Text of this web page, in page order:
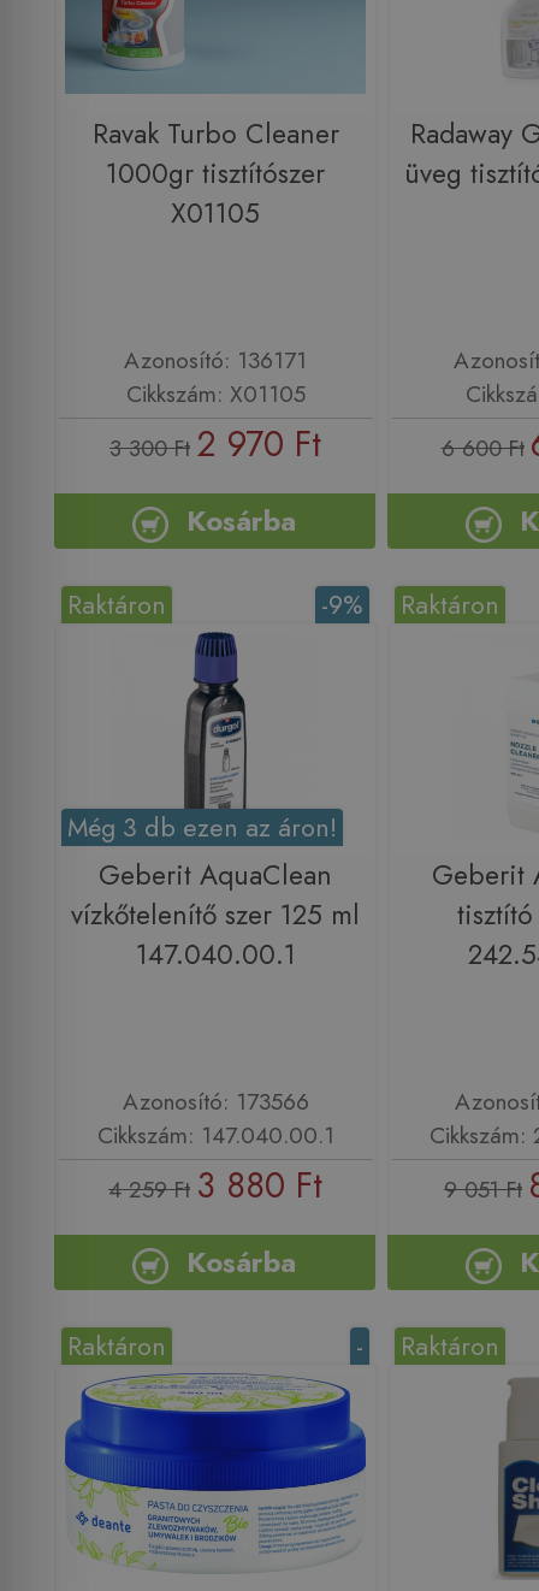
Ravak Turbo Cleaner
1000gr tisztítószer
X01105
Azonosító: 136171
Cikkszám: X01105
3 300 Ft 2 970 Ft
Kosárba
Radaway
üveg
6 600 Ft
-9%
Raktáron
Még 3 db ezen az áron!
Geberit AquaClean
vízkőtelenítő szer 125 ml
147.040.00.1
Azonosító: 173566
Cikkszám: 147.040.00.1
4 259 Ft 3 880 Ft
Kosárba
Raktáron
Geberit
9 051 Ft
-
Raktáron Raktáron